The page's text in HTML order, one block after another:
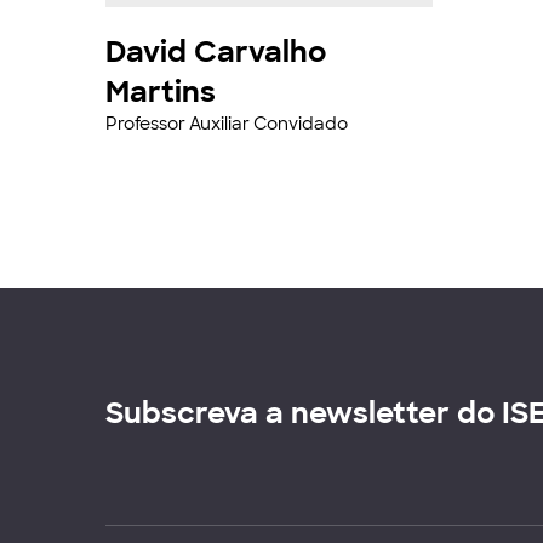
David Carvalho
Martins
Professor Auxiliar Convidado
Subscreva a newsletter do